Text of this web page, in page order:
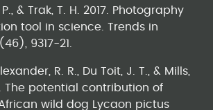
P., & Trak, T. H. 2017. Photography
tool in science. Trends in
9317-21.
R. R., Du Toit, J. T., & Mills,
The potential contribution of
wild dog Lycaon pictus